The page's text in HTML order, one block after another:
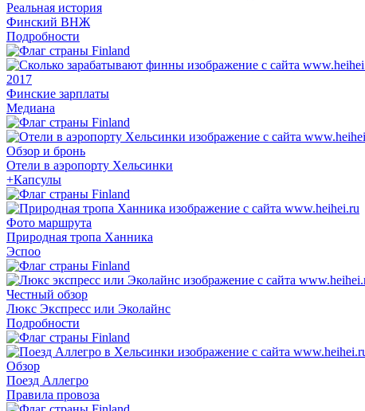
Реальная история
Финский ВНЖ
Подробности
2017
Финские зарплаты
Медиана
Обзор и бронь
Отели в аэропорту Хельсинки
+Капсулы
Фото маршрута
Природная тропа Ханника
Эспоо
Честный обзор
Люкс Экспресс или Эколайнс
Подробности
Обзор
Поезд Аллегро
Правила провоза